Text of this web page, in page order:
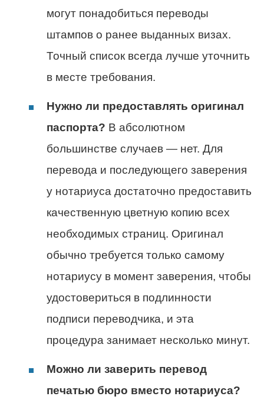
могут понадобиться переводы
штампов о ранее выданных визах.
Точный список всегда лучше уточнить
в месте требования.
Нужно ли предоставлять оригинал
паспорта? В абсолютном
большинстве случаев — нет. Для
перевода и последующего заверения
у нотариуса достаточно предоставить
качественную цветную копию всех
необходимых страниц. Оригинал
обычно требуется только самому
нотариусу в момент заверения, чтобы
удостовериться в подлинности
подписи переводчика, и эта
процедура занимает несколько минут.
Можно ли заверить перевод
печатью бюро вместо нотариуса?